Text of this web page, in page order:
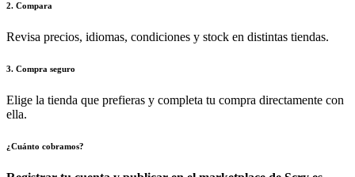
2. Compara
Revisa precios, idiomas, condiciones y stock en distintas tiendas.
3. Compra seguro
Elige la tienda que prefieras y completa tu compra directamente con
ella.
¿Cuánto cobramos?